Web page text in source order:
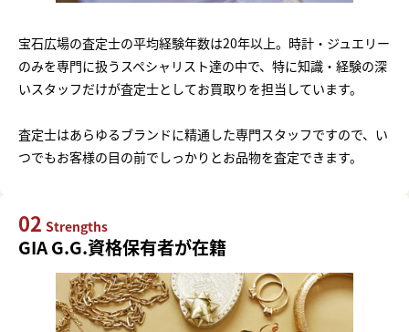
宝石広場の査定士の平均経験年数は20年以上。時計・ジュエリー
のみを専門に扱うスペシャリスト達の中で、特に知識・経験の深
いスタッフだけが査定士としてお買取りを担当しています。
査定士はあらゆるブランドに精通した専門スタッフですので、い
つでもお客様の目の前でしっかりとお品物を査定できます。
02 Strengths
GIA G.G.資格保有者が在籍